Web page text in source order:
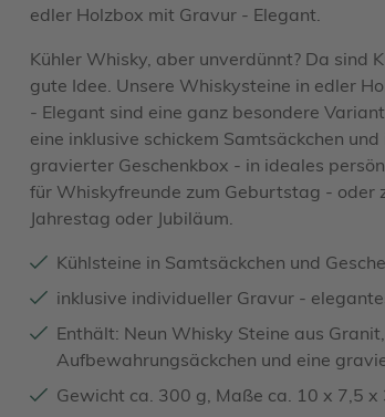
edler Holzbox mit Gravur - Elegant.
Kühler Whisky, aber unverdünnt? Da sind
gute Idee. Unsere Whiskysteine in edler
- Elegant sind eine ganz besondere
eine inklusive schickem Samtsäckchen
gravierter Geschenkbox - in ideales
für Whiskyfreunde zum Geburtstag - oder
Jahrestag oder Jubiläum.
Kühlsteine in Samtsäckchen und
inklusive individueller Gravur -
Enthält: Neun Whisky Steine aus
Aufbewahrungsäckchen und eine
Gewicht ca. 300 g, Maße ca. 10 x 7,5 x